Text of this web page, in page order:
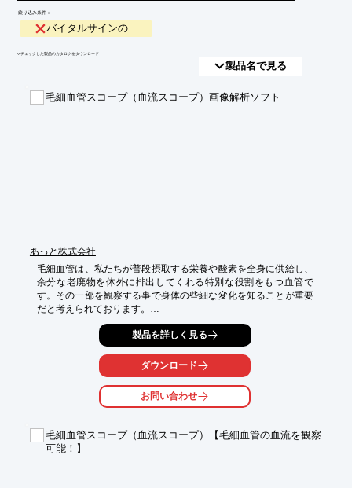
絞り込み条件：
バイタルサインの...
​▼チェックした製品のカタログをダウンロード
製品名で見る
毛細血管スコープ（血流スコープ）画像解析ソフト
あっと株式会社
毛細血管は、私たちが普段摂取する栄養や酸素を全身に供給し、
余分な老廃物を体外に排出してくれる特別な役割をもつ血管で
す。その一部を観察する事で身体の些細な変化を知ることが重要
だと考えられております。
毛細血管解析とは？
毛細血管の長さや太さなどの情報をもとに、被験者の身体の些細
な変化をチェックする解析です。従来大きかった毛細血管解析の
身体的な負担ゼロを目指し、新たに“指先” を用いることでリアル
タイムで痛みナシに、できる“新” 毛細血管解析を開発しました。
■2画面による経時が可能
■毛細血管画像“自動数値化”機能を搭載
製品を詳しく見る
ダウンロード
お問い合わせ
毛細血管スコープ（血流スコープ）【毛細血管の血流を観察
可能！】